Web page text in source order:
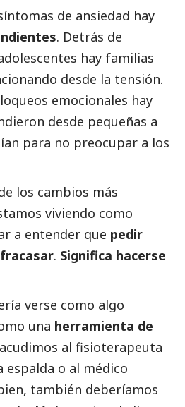
de ansiedad hay
. Detrás de
hay familias
desde la tensión.
emocionales hay
desde pequeñas a
para no preocupar a los
los cambios más
viviendo como
a entender que pedir
. Significa hacerse
verse como algo
una herramienta de
al fisioterapeuta
espalda o al médico
también deberíamos